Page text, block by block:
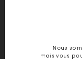
personne n'a
Nous
mais vous